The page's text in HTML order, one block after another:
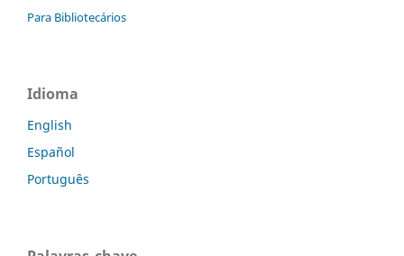
Para Bibliotecários
Idioma
English
Español
Português